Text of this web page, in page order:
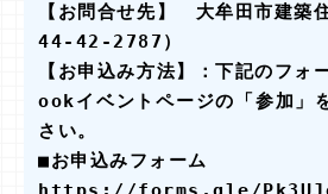
【お問合せ先】　大牟田市建築
44-42-2787）
【お申込み方法】：下記のフ
ookイベントページの「参加」
さい。
■お申込みフォーム